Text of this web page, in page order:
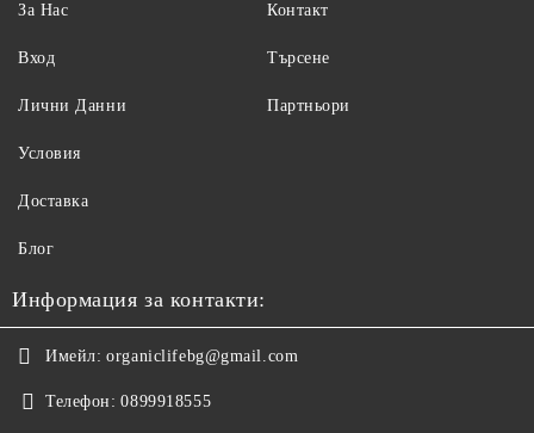
За Нас
Вход
Контакт
Търсене
Лични Данни
Условия
Доставка
Блог
Партньори
Информация за контакти:
Имейл: organiclifebg@gmail.com
Телефон: 0899918555